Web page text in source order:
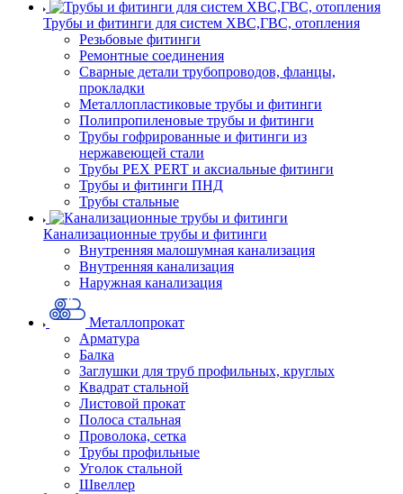
Трубы и фитинги для систем ХВС,ГВС, отопления
Резьбовые фитинги
Ремонтные соединения
Сварные детали трубопроводов, фланцы,
прокладки
Металлопластиковые трубы и фитинги
Полипропиленовые трубы и фитинги
Трубы гофрированные и фитинги из
нержавеющей стали
Трубы PEX PERT и аксиальные фитинги
Трубы и фитинги ПНД
Трубы стальные
Канализационные трубы и фитинги
Внутренняя малошумная канализация
Внутренняя канализация
Наружная канализация
Металлопрокат
Арматура
Балка
Заглушки для труб профильных, круглых
Квадрат стальной
Листовой прокат
Полоса стальная
Проволока, сетка
Трубы профильные
Уголок стальной
Швеллер